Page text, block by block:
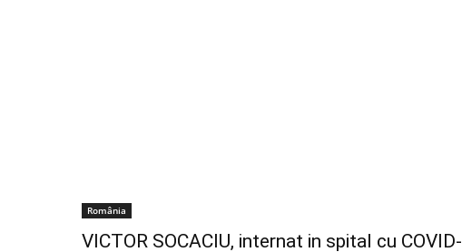
România
VICTOR SOCACIU, internat in spital cu COVID-